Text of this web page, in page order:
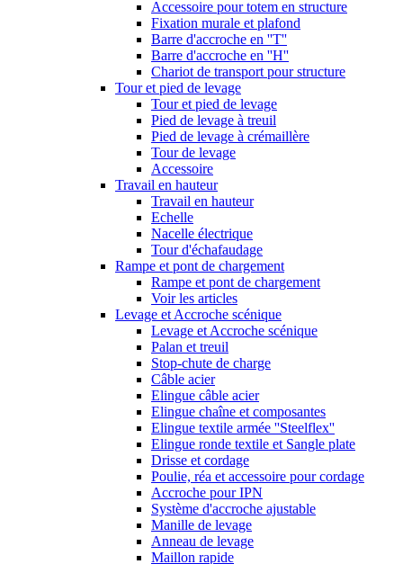
Accessoire pour totem en structure
Fixation murale et plafond
Barre d'accroche en ''T''
Barre d'accroche en ''H''
Chariot de transport pour structure
Tour et pied de levage
Tour et pied de levage
Pied de levage à treuil
Pied de levage à crémaillère
Tour de levage
Accessoire
Travail en hauteur
Travail en hauteur
Echelle
Nacelle électrique
Tour d'échafaudage
Rampe et pont de chargement
Rampe et pont de chargement
Voir les articles
Levage et Accroche scénique
Levage et Accroche scénique
Palan et treuil
Stop-chute de charge
Câble acier
Elingue câble acier
Elingue chaîne et composantes
Elingue textile armée ''Steelflex''
Elingue ronde textile et Sangle plate
Drisse et cordage
Poulie, réa et accessoire pour cordage
Accroche pour IPN
Système d'accroche ajustable
Manille de levage
Anneau de levage
Maillon rapide